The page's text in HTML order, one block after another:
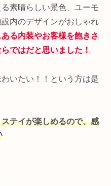
素晴らしい景色、ユーモ
内のデザインがおしゃれ
る内装やお客様を飽きさ
ではだと思いました！
いたい！！という方は是
テイが楽しめるので、感